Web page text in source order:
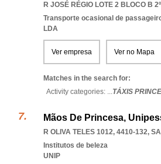
R JOSÉ RÉGIO LOTE 2 BLOCO B
Transporte ocasional de
LDA
Ver empresa Ver no Mapa
Matches in the search for:
Activity categories: ...TÁXIS
Mãos De Princesa,
R OLIVA TELES 1012, 4410-132,
Institutos de beleza
UNIP